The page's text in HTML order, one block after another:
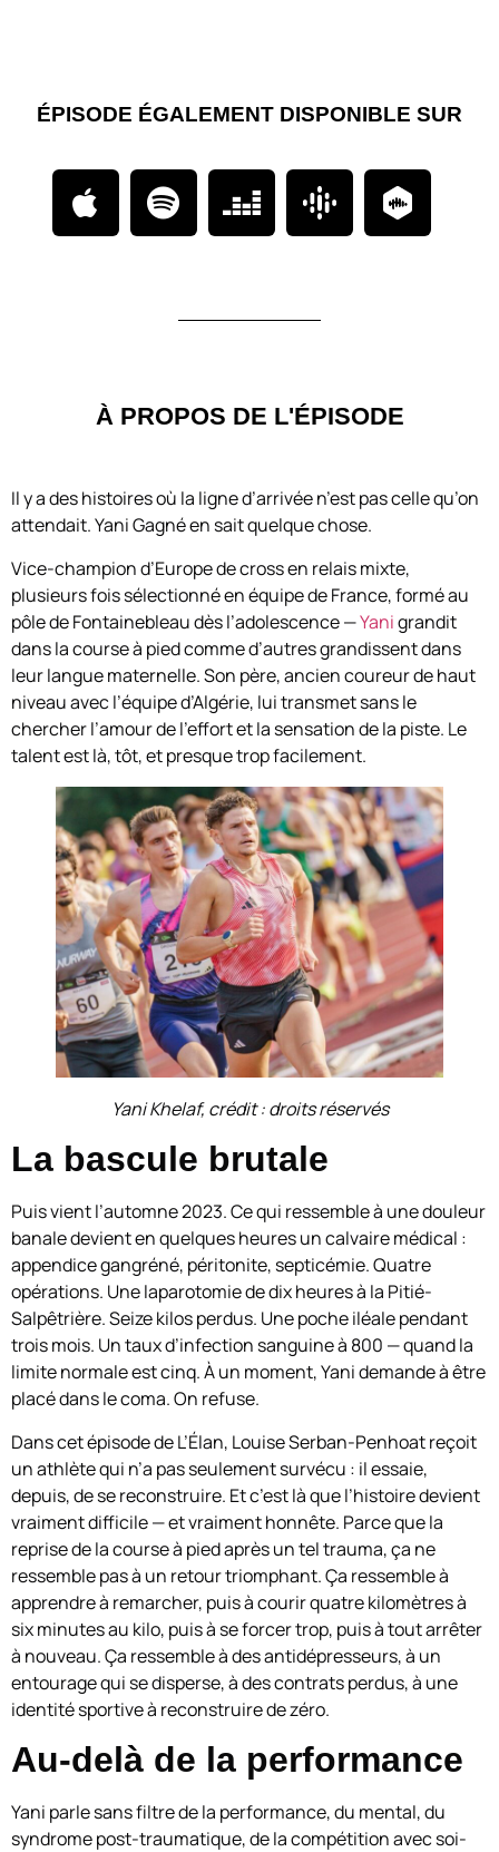
ÉPISODE ÉGALEMENT DISPONIBLE SUR
À PROPOS DE L'ÉPISODE
Il y a des histoires où la ligne d’arrivée n’est pas celle qu’on
attendait. Yani Gagné en sait quelque chose.
Vice-champion d’Europe de cross en relais mixte,
plusieurs fois sélectionné en équipe de France, formé au
pôle de Fontainebleau dès l’adolescence —Yanigrandit
dans la course à pied comme d’autres grandissent dans
leur langue maternelle. Son père, ancien coureur de haut
niveau avec l’équipe d’Algérie, lui transmet sans le
chercher l’amour de l’effort et la sensation de la piste. Le
talent est là, tôt, et presque trop facilement.
Yani Khelaf, crédit : droits réservés
La bascule brutale
Puis vient l’automne 2023. Ce qui ressemble à une douleur
banale devient en quelques heures un calvaire médical :
appendice gangréné, péritonite, septicémie. Quatre
opérations. Une laparotomie de dix heures à la Pitié-
Salpêtrière. Seize kilos perdus. Une poche iléale pendant
trois mois. Un taux d’infection sanguine à 800 — quand la
limite normale est cinq. À un moment, Yani demande à être
placé dans le coma. On refuse.
Dans cet épisode de L’Élan, Louise Serban-Penhoat reçoit
un athlète qui n’a pas seulement survécu : il essaie,
depuis, de se reconstruire. Et c’est là que l’histoire devient
vraiment difficile — et vraiment honnête. Parce que la
reprise de la course à pied après un tel trauma, ça ne
ressemble pas à un retour triomphant. Ça ressemble à
apprendre à remarcher, puis à courir quatre kilomètres à
six minutes au kilo, puis à se forcer trop, puis à tout arrêter
à nouveau. Ça ressemble à des antidépresseurs, à un
entourage qui se disperse, à des contrats perdus, à une
identité sportive à reconstruire de zéro.
Au-delà de la performance
Yani parle sans filtre de la performance, du mental, du
syndrome post-traumatique, de la compétition avec soi-